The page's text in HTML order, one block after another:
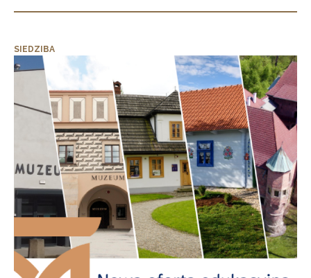
SIEDZIBA